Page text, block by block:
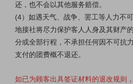
还，也不会以其他服务赔偿。
(4）如遇天气、战争、罢工等人力不
地接社将尽力保护客人人身及其财产
分或全部行程，不承担任何因不可抗
支付的团费概不退还。
如已为顾客出具签证材料的退改规则